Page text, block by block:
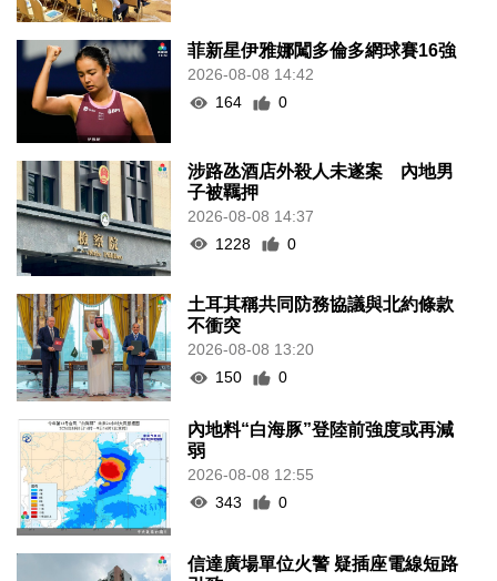
菲新星伊雅娜闖多倫多網球賽16強
2026-08-08 14:42
164
0
涉路氹酒店外殺人未遂案 內地男
子被羈押
2026-08-08 14:37
1228
0
土耳其稱共同防務協議與北約條款
不衝突
2026-08-08 13:20
150
0
內地料“白海豚”登陸前強度或再減
弱
2026-08-08 12:55
343
0
信達廣場單位火警 疑插座電線短路